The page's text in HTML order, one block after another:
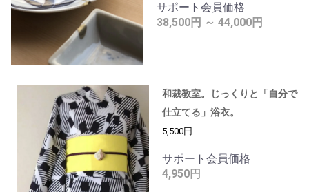
サポート会員価格
38,500円 ～ 44,000円
和裁教室。じっくりと「自分で
仕立てる」浴衣。
5,500円
サポート会員価格
4,950円